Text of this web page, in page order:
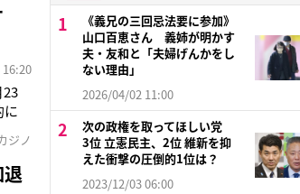
に
常
ジノ
《義兄の三回忌法要に参加》
山口百恵さん 義姉が明かす
夫・友和と「夫婦げんかをし
ない理由」
2026/04/02 11:00
次の政権を取ってほしい党
3位 立憲民主、2位 維新を抑
えた衝撃の圧倒的1位は？
2023/12/03 06:00